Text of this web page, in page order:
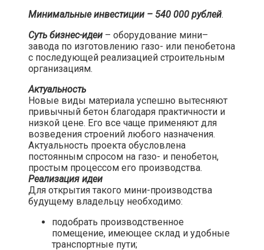
Минимальные инвестиции – 540 000 рублей.​
Суть бизнес-идеи – оборудование мини–
завода по изготовлению газо- или пенобетона
с последующей реализацией строительным
организациям.​
Актуальность
Новые виды материала успешно вытесняют
привычный бетон благодаря практичности и
низкой цене. Его все чаще применяют для
возведения строений любого назначения.
Актуальность проекта обусловлена
постоянным спросом на газо- и пенобетон,
простым процессом его производства.
Реализация идеи
Для открытия такого мини-производства
будущему владельцу необходимо:
подобрать производственное
помещение, имеющее склад и удобные
транспортные пути;